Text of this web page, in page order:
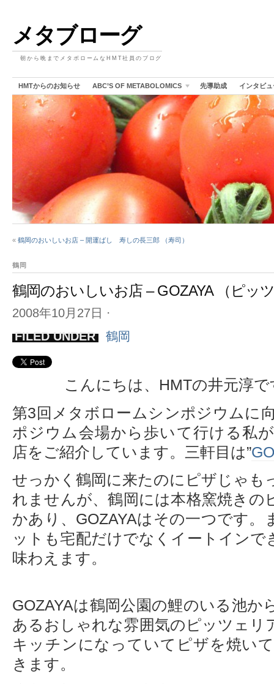
メタブローグ
朝から晩までメタボロームなHMT社員のブログ
HMTからのお知らせ ABC’S OF METABOLOMICS 先導助成 インタビュ
« 鶴岡のおいしいお店 – 開運ばし 寿しの長三郎 （寿司）
鶴岡
鶴岡のおいしいお店 – GOZAYA （ピッ
2008年10月27日 ⋅
FILED UNDER
鶴岡
こんにちは、HMTの井元淳で
第3回メタボロームシンポジウムに
ポジウム会場から歩いて行ける私
店をご紹介しています。三軒目は”
せっかく鶴岡に来たのにピザじゃも
れませんが、鶴岡には本格窯焼きの
かあり、GOZAYAはその一つです
ットも宅配だけでなくイートイン
味わえます。
GOZAYAは鶴岡公園の鯉のいる池
あるおしゃれな雰囲気のピッツェリ
キッチンになっていてピザを焼い
きます。